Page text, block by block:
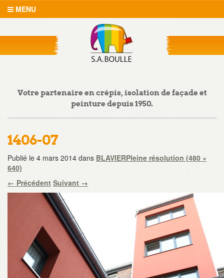
MENU
Votre partenaire en crépis, isolation de façade et
peinture depuis 1950.
1406-07
Publié le 4 mars 2014 dans BLAVIERPleine résolution (480 ×
640)
← Précédent Suivant →